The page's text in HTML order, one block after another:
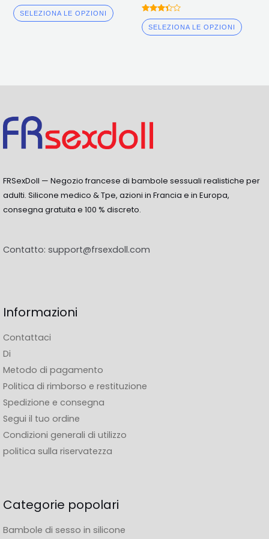
Valutato
5.00
fuori da 5
SELEZIONA LE OPZIONI
prodotto
Valutato
3.25
fuori da
SELEZIONA LE OPZIONI
FRSexDoll — Negozio francese di bambole sessuali realistiche per
adulti. Silicone medico & Tpe, azioni in Francia e in Europa,
consegna gratuita e 100 % discreto.
Contatto: support@frsexdoll.com
Informazioni
Contattaci
Di
Metodo di pagamento
Politica di rimborso e restituzione
Spedizione e consegna
Segui il tuo ordine
Condizioni generali di utilizzo
politica sulla riservatezza
Categorie popolari
Bambole di sesso in silicone